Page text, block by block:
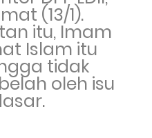
(13/1).
itu, Imam
Islam itu
tidak
oleh isu